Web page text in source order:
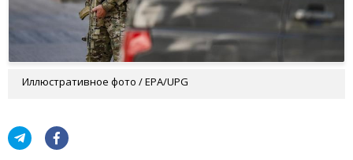
Иллюстративное фото / ЕРА/UPG